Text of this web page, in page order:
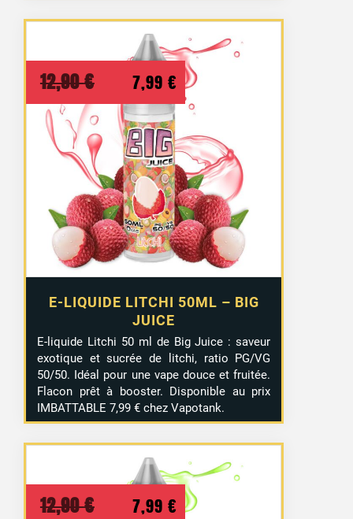
E-LIQUIDE LITCHI 50ML – BIG
JUICE
12,90€
Le
prix
initial
était :
12,90 €.
7,99 € Le
prix
actuel
est :
7,99 €.
E-liquide Litchi 50 ml de Big Juice : saveur
exotique et sucrée de litchi, ratio PG/VG
50/50. Idéal pour une vape douce et fruitée.
Flacon prêt à booster. Disponible au prix
IMBATTABLE 7,99 € chez Vapotank.
12,90€
Le
7,99 € Le